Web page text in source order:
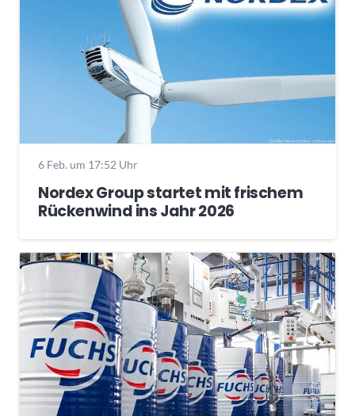
6 Feb. um 17:52 Uhr
Nordex Group startet mit frischem
Rückenwind ins Jahr 2026